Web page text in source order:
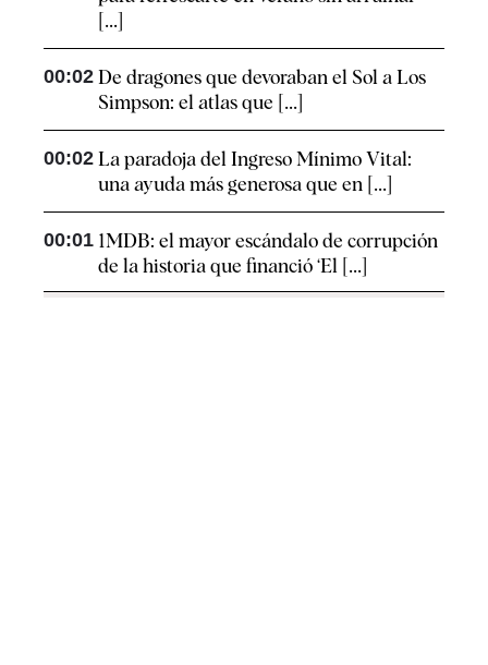
[...]
00:02 De dragones que devoraban el Sol a Los
Simpson: el atlas que [...]
00:02 La paradoja del Ingreso Mínimo Vital:
una ayuda más generosa que en [...]
00:01 1MDB: el mayor escándalo de corrupción
de la historia que financió ‘El [...]